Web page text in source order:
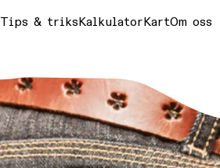
Tips & triksKalkulatorKartOm oss